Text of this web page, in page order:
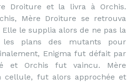
Droiture et la livra à Orchis.
Mère Droiture se retrouva
le supplia alors de ne pas la
plans des mutants pour
Enigma fut défait par
et Orchis fut vaincu. Mère
cellule, fut alors approchée et